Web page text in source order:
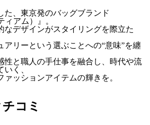
た、東京発のバッグブランド
ィアム）』。
なデザインがスタイリングを際立た
アリーという選ぶことへの“意味”を纏
性と職人の手仕事を融合し、時代や流
く、
ァッションアイテムの輝きを。
コミ